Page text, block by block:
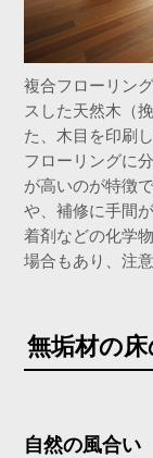
複合フローリン
スした天然木（
た、木目を印刷
フローリングに
が高いのが特徴
や、補修に手間
着剤などの化学
場合もあり、注
無垢材の
自然の風合い